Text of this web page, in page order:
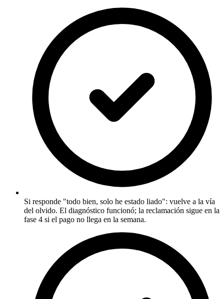
Si responde "todo bien, solo he estado liado": vuelve a la vía
del olvido. El diagnóstico funcionó; la reclamación sigue en la
fase 4 si el pago no llega en la semana.